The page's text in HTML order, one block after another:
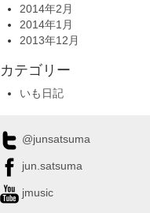
2014年2月
2014年1月
2013年12月
カテゴリー
いも日記
@junsatsuma
jun.satsuma
jmusic